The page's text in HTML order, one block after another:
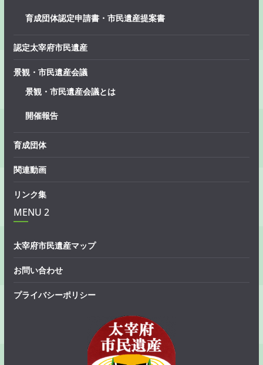
育成団体認定申請書・市民遺産提案書
認定太宰府市民遺産
景観・市民遺産会議
景観・市民遺産会議とは
開催報告
育成団体
関連動画
リンク集
MENU 2
太宰府市民遺産マップ
お問い合わせ
プライバシーポリシー